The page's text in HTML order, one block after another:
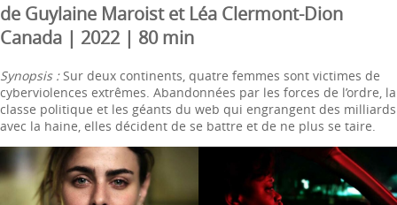
de Guylaine Maroist et Léa Clermont-Dion
Canada | 2022 | 80 min
Synopsis : Sur deux continents, quatre femmes sont victimes de
cyberviolences extrêmes. Abandonnées par les forces de l’ordre, la
classe politique et les géants du web qui engrangent des milliards
avec la haine, elles décident de se battre et de ne plus se taire.